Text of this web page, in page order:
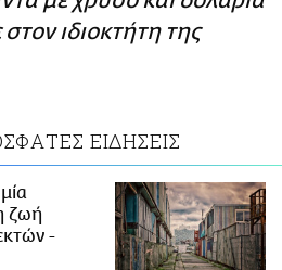
ιδιοκτήτη της
ΕΙΔΗΣΕΙΣ
ζωή
-